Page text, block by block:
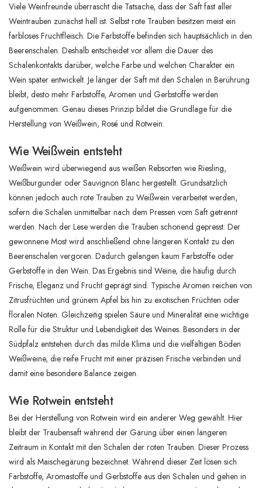
Viele Weinfreunde überrascht die Tatsache, dass der Saft fast aller
Weintrauben zunächst hell ist. Selbst rote Trauben besitzen meist ein
farbloses Fruchtfleisch. Die Farbstoffe befinden sich hauptsächlich in den
Beerenschalen. Deshalb entscheidet vor allem die Dauer des
Schalenkontakts darüber, welche Farbe und welchen Charakter ein
Wein später entwickelt. Je länger der Saft mit den Schalen in Berührung
bleibt, desto mehr Farbstoffe, Aromen und Gerbstoffe werden
aufgenommen. Genau dieses Prinzip bildet die Grundlage für die
Herstellung von Weißwein, Rosé und Rotwein.
Wie Weißwein entsteht
Weißwein wird überwiegend aus weißen Rebsorten wie Riesling,
Weißburgunder oder Sauvignon Blanc hergestellt. Grundsätzlich
können jedoch auch rote Trauben zu Weißwein verarbeitet werden,
sofern die Schalen unmittelbar nach dem Pressen vom Saft getrennt
werden. Nach der Lese werden die Trauben schonend gepresst. Der
gewonnene Most wird anschließend ohne längeren Kontakt zu den
Beerenschalen vergoren. Dadurch gelangen kaum Farbstoffe oder
Gerbstoffe in den Wein. Das Ergebnis sind Weine, die häufig durch
Frische, Eleganz und Frucht geprägt sind. Typische Aromen reichen von
Zitrusfrüchten und grünem Apfel bis hin zu exotischen Früchten oder
floralen Noten. Gleichzeitig spielen Säure und Mineralität eine wichtige
Rolle für die Struktur und Lebendigkeit des Weines. Besonders in der
Südpfalz entstehen durch das milde Klima und die vielfältigen Böden
Weißweine, die reife Frucht mit einer präzisen Frische verbinden und
damit eine besondere Balance zeigen.
Wie Rotwein entsteht
Bei der Herstellung von Rotwein wird ein anderer Weg gewählt. Hier
bleibt der Traubensaft während der Gärung über einen längeren
Zeitraum in Kontakt mit den Schalen der roten Trauben. Dieser Prozess
wird als Maischegärung bezeichnet. Während dieser Zeit lösen sich
Farbstoffe, Aromastoffe und Gerbstoffe aus den Schalen und gehen in